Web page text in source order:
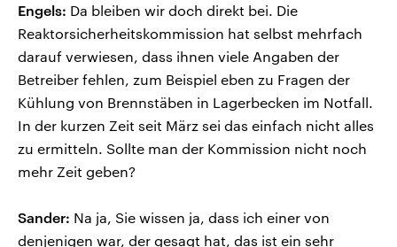
Engels: Da bleiben wir doch direkt bei. Die
Reaktorsicherheitskommission hat selbst mehrfach
darauf verwiesen, dass ihnen viele Angaben der
Betreiber fehlen, zum Beispiel eben zu Fragen der
Kühlung von Brennstäben in Lagerbecken im Notfall.
In der kurzen Zeit seit März sei das einfach nicht alles
zu ermitteln. Sollte man der Kommission nicht noch
mehr Zeit geben?
Sander: Na ja, Sie wissen ja, dass ich einer von
denjenigen war, der gesagt hat, das ist ein sehr